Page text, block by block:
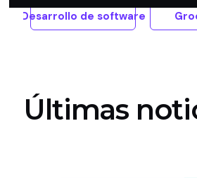
Desarrollo de software
Últimas